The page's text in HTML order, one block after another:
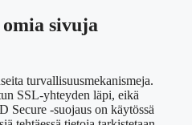
sivuja
turvallisuusmekanismeja.
SSL-yhteyden läpi, eikä
Secure -suojaus on käytössä